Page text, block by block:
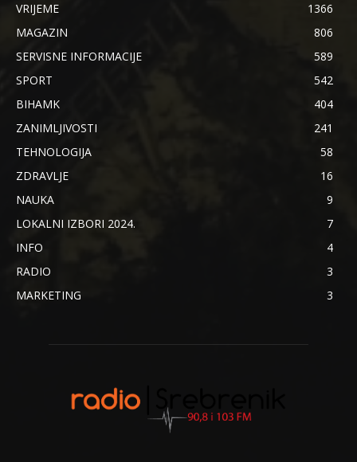
VRIJEME
1366
MAGAZIN
806
SERVISNE INFORMACIJE
589
SPORT
542
BIHAMK
404
ZANIMLJIVOSTI
241
TEHNOLOGIJA
58
ZDRAVLJE
16
NAUKA
9
LOKALNI IZBORI 2024.
7
INFO
4
RADIO
3
MARKETING
3